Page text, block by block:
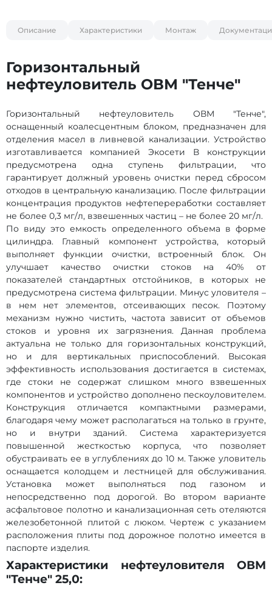
Описание Характеристики Монтаж
Горизонтальный
нефтеуловитель ОВМ "Тенче"
Горизонтальный нефтеуловитель ОВМ "Тенче",
оснащенный коалесцентным блоком, предназначен для
отделения масел в ливневой канализации. Устройство
изготавливается компанией Экосети В конструкции
предусмотрена одна ступень фильтрации, что
гарантирует должный уровень очистки перед сбросом
отходов в центральную канализацию. После фильтрации
концентрация продуктов нефтепереработки составляет
не более 0,3 мг/л, взвешенных частиц – не более 20 мг/л.
По виду это емкость определенного объема в форме
цилиндра. Главный компонент устройства, который
выполняет функции очистки, встроенный блок. Он
улучшает качество очистки стоков на 40% от
показателей стандартных отстойников, в которых не
предусмотрена система фильтрации. Минус уловителя –
в нем нет элементов, отсеивающих песок. Поэтому
механизм нужно чистить, частота зависит от объемов
стоков и уровня их загрязнения. Данная проблема
актуальна не только для горизонтальных конструкций,
но и для вертикальных приспособлений. Высокая
эффективность использования достигается в системах,
где стоки не содержат слишком много взвешенных
компонентов и устройство дополнено пескоуловителем.
Конструкция отличается компактными размерами,
благодаря чему может располагаться на только в грунте,
но и внутри зданий. Система характеризуется
повышенной жесткостью корпуса, что позволяет
обустраивать ее в углублениях до 10 м. Также уловитель
оснащается колодцем и лестницей для обслуживания.
Установка может выполняться под газоном и
непосредственно под дорогой. Во втором варианте
асфальтовое полотно и канализационная сеть отеляются
железобетонной плитой с люком. Чертеж с указанием
расположения плиты под дорожное полотно имеется в
паспорте изделия.
Характеристики нефтеуловителя ОВМ
"Тенче" 25,0: